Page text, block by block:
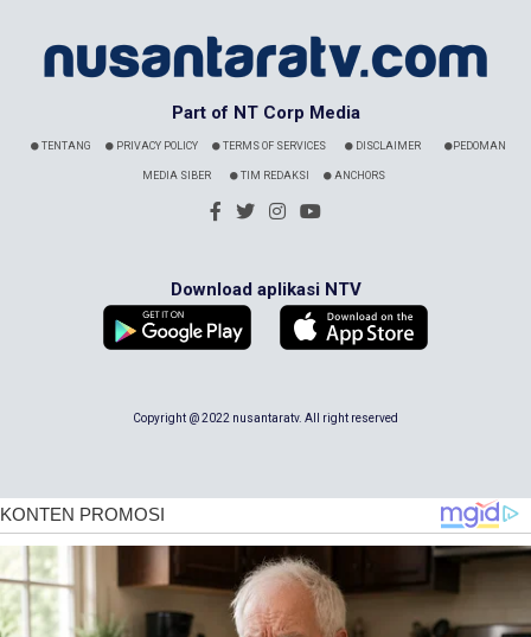
Part of NT Corp Media
TENTANG PRIVACY POLICY TERMS OF SERVICES DISCLAIMER PEDOMAN
MEDIA SIBER TIM REDAKSI ANCHORS
Download aplikasi NTV
Copyright @ 2022 nusantaratv. All right reserved